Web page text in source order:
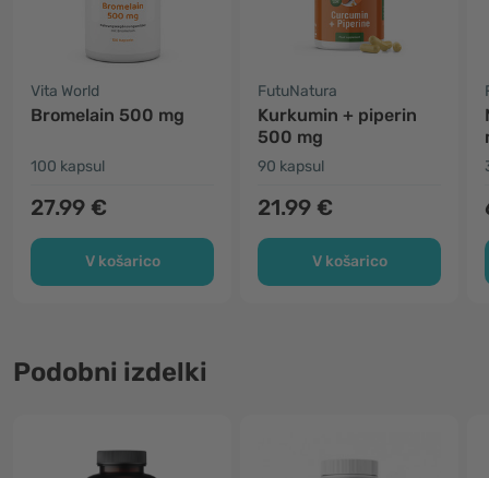
Vita World
Bromelain 500 mg
100 kapsul
27.99 €
V košarico
FutuNatura
Kurkumin + piperin
500 mg
90 kapsul
21.99 €
V košarico
Podobni izdelki